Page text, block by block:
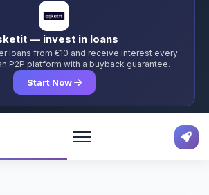
— invest in loans
loans from €10 and receive interest every
P2P platform with a buyback guarantee.
Start Now